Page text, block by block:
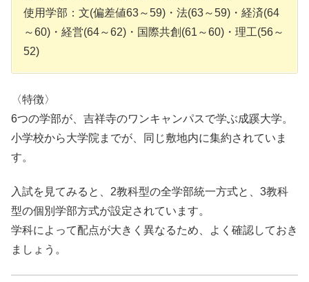
使用学部：文(偏差値63～59)・法(63～59)・経済(64
～60)・経営(64～62)・国際共創(61～60)・理工(56～
52)
〈特徴〉
6つの学部が、吉祥寺のワンキャンパスで学ぶ成蹊大学。
小学校から大学院までが、同じ敷地内に集約されていま
す。
入試を見てみると、2教科型の全学部統一方式と、3教科
型の個別学部方式が設定されています。
学科によって配点が大きく異なるため、よく確認しておき
ましょう。